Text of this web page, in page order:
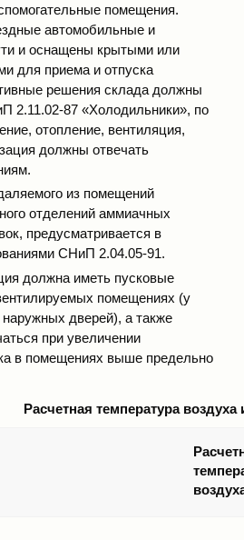
помещения.
автомобильные и
и оснащены крытыми или
для приема и отпуска
решения склада должны
2.11.02-87 «Холодильники», по
отопление, вентиляция,
должны отвечать
из помещений
отделений аммиачных
предусматривается в
СНиП 2.04.05-91.
должна иметь пусковые
помещениях (у
дверей), а также
при увеличении
в помещениях выше предельно
Расчетная температура